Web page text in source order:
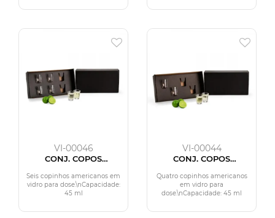
VI-00046
CONJ. COPOS
DOSE - 6 PÇS
Seis copinhos americanos em
vidro para dose.\nCapacidade:
45 ml
VI-00044
CONJ. COPOS
DOSE - 4 PÇS
Quatro copinhos americanos
em vidro para
dose.\nCapacidade: 45 ml